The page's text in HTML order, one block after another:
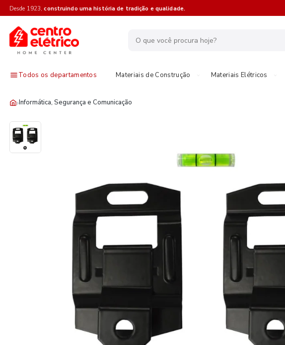
Desde 1923,construindo uma história de tradição e qualidade.
Todos os departamentos Materiais de Construção Materiais Elétricos
›Informática, Segurança e Comunicação